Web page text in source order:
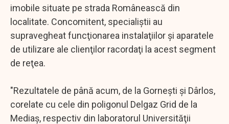
imobile situate pe strada Românească din
localitate. Concomitent, specialiştii au
supravegheat funcţionarea instalaţiilor şi aparatele
de utilizare ale clienţilor racordaţi la acest segment
de reţea.
"Rezultatele de până acum, de la Gorneşti şi Dârlos,
corelate cu cele din poligonul Delgaz Grid de la
Mediaş, respectiv din laboratorul Universităţii